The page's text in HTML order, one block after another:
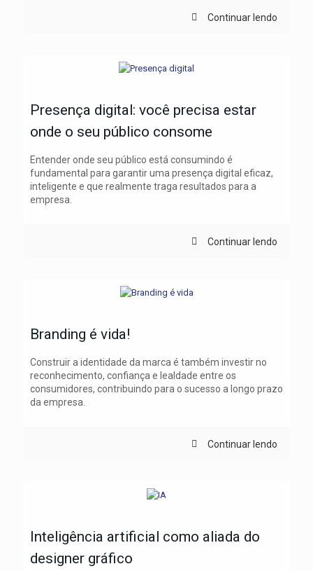
Continuar lendo
Presença digital: você precisa estar
onde o seu público consome
Entender onde seu público está consumindo é
fundamental para garantir uma presença digital eficaz,
inteligente e que realmente traga resultados para a
empresa.
Continuar lendo
Branding é vida!
Construir a identidade da marca é também investir no
reconhecimento, confiança e lealdade entre os
consumidores, contribuindo para o sucesso a longo prazo
da empresa.
Continuar lendo
Inteligência artificial como aliada do
designer gráfico